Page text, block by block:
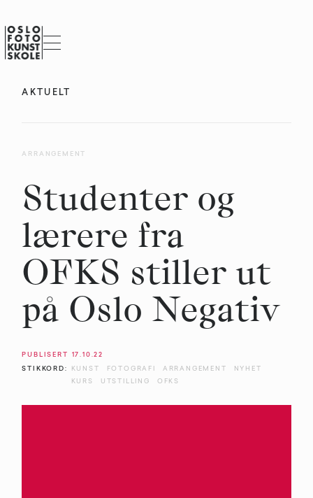
AKTUELT
ARRANGEMENT
Studenter og
lærere fra
OFKS stiller ut
på Oslo Negativ
PUBLISERT 17.10.22
STIKKORD: KUNST FOTOGRAFI ARRANGEMENT
NYHET
KURS
UTSTILLING OFKS